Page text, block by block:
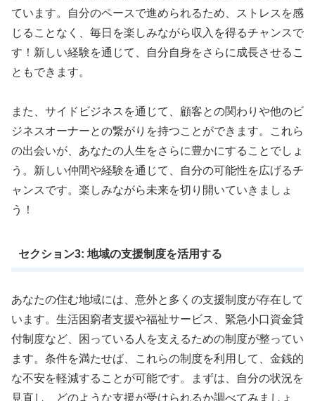
ています。自分のペースで進められるため、ストレスを感
じることなく、毎日を楽しみながら収入を得るチャンスで
す！新しい経験を通じて、自分自身をさらに成長させるこ
ともできます。
また、サイドビジネスを通じて、顧客との関わりや他のビ
ジネスオーナーとの繋がりを持つことができます。これら
の出会いが、あなたの人生をさらに豊かにすることでしょ
う。新しい仲間や経験を通じて、自分の可能性を広げるチ
ャンスです。楽しみながら未来を切り開いていきましょ
う！
セクション3: 地域の支援制度を活用する
あなたの住む地域には、意外と多くの支援制度が存在して
います。生活困窮者支援や福祉サービス、緊急小口資金貸
付制度など、困っている人を支えるための制度が整ってい
ます。条件を満たせば、これらの制度を利用して、金銭的
な不安を軽減することが可能です。まずは、自分の状況を
見直し、どのような支援が受けられるか調べてみましょ